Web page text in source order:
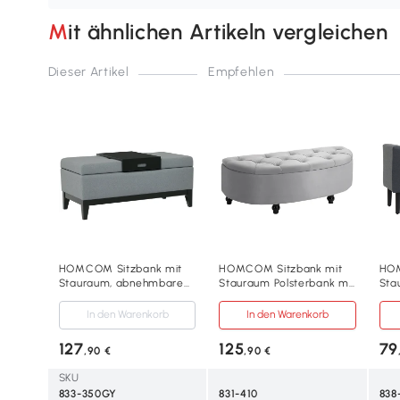
Mit ähnlichen Artikeln vergleichen
SKU
Dieser Artikel
HOMCOM Sitzbank mit
Stauraum, abnehmbarem
Leinenoptik, Sitztruhe mit
Holzbeine, Truhenbank für
Schlafzimmer Flur 107 x
In den Warenkorb
127,90 €
833-350GY
Empfehlen
HOMCOM Sitzbank mit
Stauraum Polsterbank mit
Deckel Sitztruhe mit
Holzbeine, Truhenbank für
Schlafzimmer 120 x 46 x
In den Warenkorb
125,90 €
831-410
79